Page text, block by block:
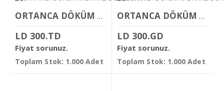
ORTANCA DÖKÜM KADRANLI DUVAR SAATİ
LD 300.TD
Fiyat sorunuz.
Toplam Stok: 1.000 Adet
ORTANCA DÖKÜM KADRANLI DUVAR SAATİ
LD 300.GD
Fiyat sorunuz.
Toplam Stok: 1.000 Adet